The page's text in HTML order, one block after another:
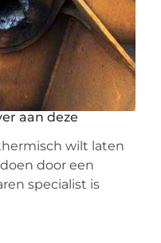
aan deze
wilt laten
door een
specialist is